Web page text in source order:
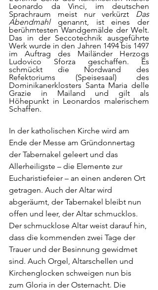
Leonardo da Vinci, im deutschen
Sprachraum meist nur verkürzt Das
Abendmahl genannt, ist eines der
berühmtesten Wandgemälde der Welt.
Das in der Seccotechnik ausgeführte
Werk wurde in den Jahren 1494 bis 1497
im Auftrag des Mailänder Herzogs
Ludovico Sforza geschaffen. Es
schmückt die Nordwand des
Refektoriums (Speisesaal) des
Dominikanerklosters Santa Maria delle
Grazie in Mailand und gilt als
Höhepunkt in Leonardos malerischem
Schaffen.
In der katholischen Kirche wird am
Ende der Messe am Gründonnertag
der Tabernakel geleert und das
Allerheiligste – die Elemente zur
Eucharistiefeier – an einen anderen Ort
getragen. Auch der Altar wird
abgeräumt, der Tabernakel bleibt nun
offen und leer, der Altar schmucklos.
Der schmucklose Altar weist darauf hin,
dass die kommenden zwei Tage der
Trauer und der Besinnung gewidmet
sind. Auch Orgel, Altarschellen und
Kirchenglocken schweigen nun bis
zum Gloria in der Osternacht. Die